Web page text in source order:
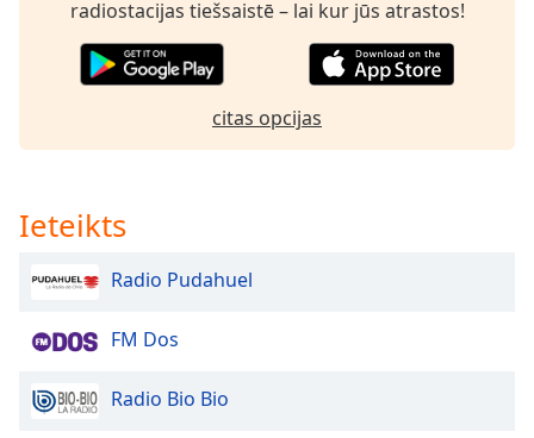
End
window.
radiostacijas tiešsaistē – lai kur jūs atrastos!
citas opcijas
Ieteikts
Radio Pudahuel
FM Dos
Radio Bio Bio